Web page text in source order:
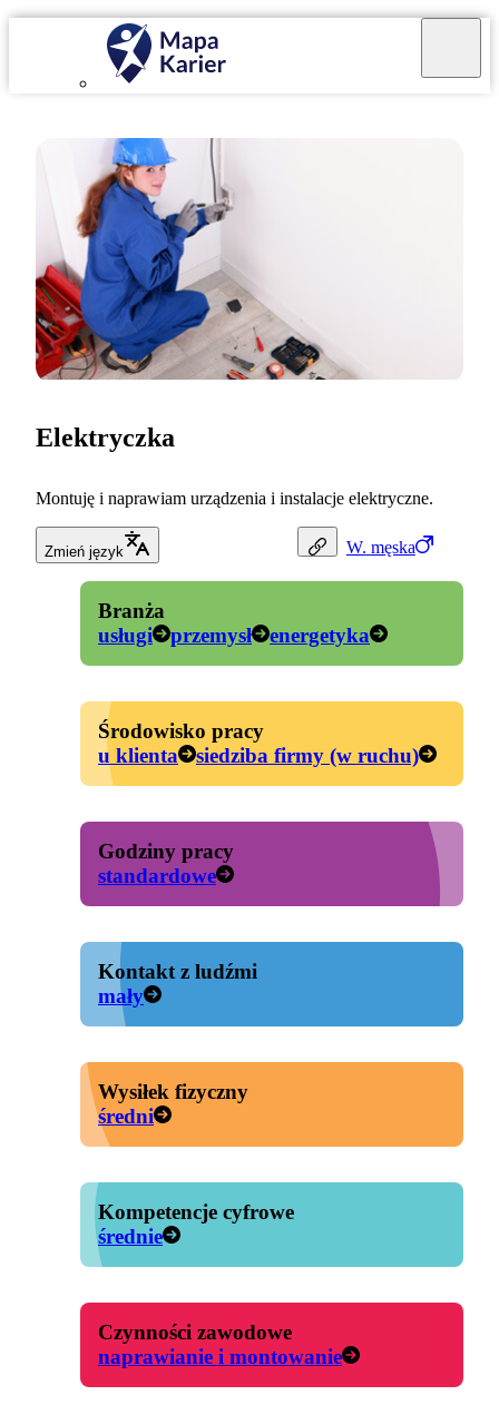
W. męska
Elektryczka
Montuję i naprawiam urządzenia i instalacje elektryczne.
Zmień język
Branża
usługi
przemysł energetyka
Środowisko pracy
u klienta
siedziba firmy (w ruchu)
Godziny pracy
standardowe
Kontakt z ludźmi
mały
Wysiłek fizyczny
średni
Kompetencje cyfrowe
średnie
Czynności zawodowe
naprawianie i montowanie